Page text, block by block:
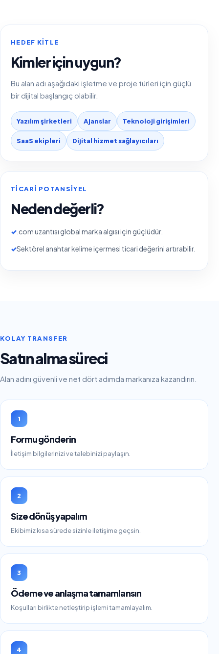
HEDEF KITLE
Kimler için uygun?
Bu alan adı aşağıdaki işletme ve proje türleri için güçlü
bir dijital başlangıç olabilir.
Yazılım şirketleri Ajanslar Teknoloji girişimleri
SaaS ekipleri Dijital hizmet sağlayıcıları
TICARI POTANSIYEL
Neden değerli?
✓ .com uzantısı global marka algısı için güçlüdür.
✓Sektörel anahtar kelime içermesi ticari değerini artırabilir.
KOLAY TRANSFER
Satın alma süreci
Alan adını güvenli ve net dört adımda markanıza kazandırın.
1
Formu gönderin
İletişim bilgilerinizi ve talebinizi paylaşın.
2
Size dönüş yapalım
Ekibimiz kısa sürede sizinle iletişime geçsin.
3
Ödeme ve anlaşma tamamlansın
Koşulları birlikte netleştirip işlemi tamamlayalım.
4